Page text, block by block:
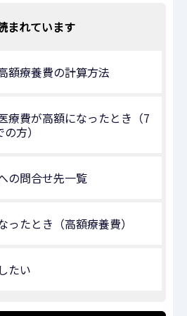
まれています
額療養費の計算方法
療費が高額になったとき（7
方）
の問合せ先一覧
ったとき（高額療養費）
たい